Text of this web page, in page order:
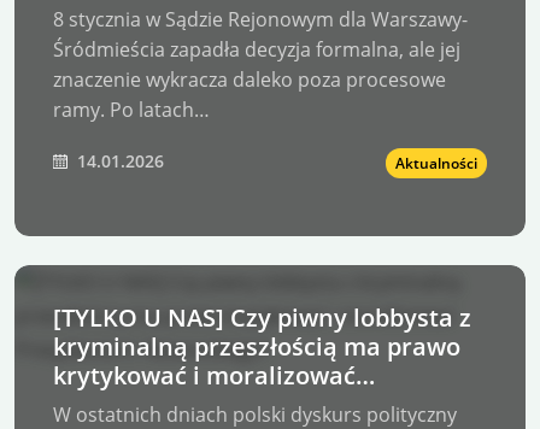
8 stycznia w Sądzie Rejonowym dla Warszawy-
Śródmieścia zapadła decyzja formalna, ale jej
znaczenie wykracza daleko poza procesowe
ramy. Po latach…
14.01.2026 Aktualności
[TYLKO U NAS] Czy piwny lobbysta z
kryminalną przeszłością ma prawo
krytykować i moralizować
Prezydenta K. Nawrockiego?
W ostatnich dniach polski dyskurs polityczny